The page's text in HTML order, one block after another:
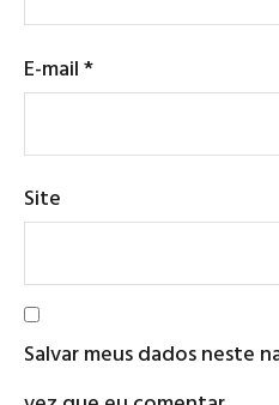
E-mail*
Site
Salvar meus dados neste